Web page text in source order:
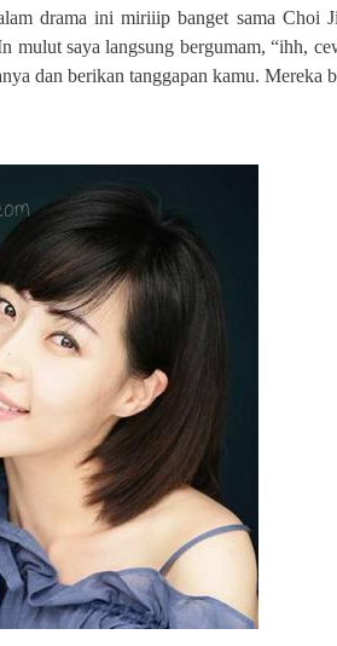
drama ini miriiip banget sama Choi
mulut saya langsung bergumam, “ihh,
dan berikan tanggapan kamu. Mereka